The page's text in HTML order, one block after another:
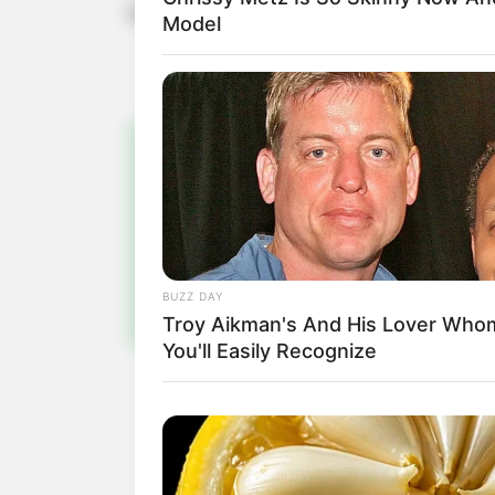
homem caiu de cabeça no chão.
Model
BUZZ DAY
Troy Aikman's And His Lover
You'll Easily Recognize